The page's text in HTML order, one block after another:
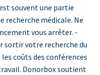
souvent une partie
recherche médicale. Ne
vous arrêter. -
sortir votre recherche du
coûts des conférences
Donorbox soutient